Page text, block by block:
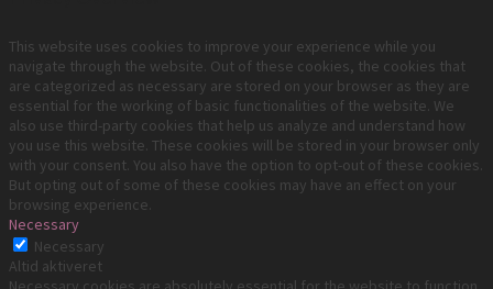
This website uses cookies to improve your experience while you
navigate through the website. Out of these cookies, the cookies that
are categorized as necessary are stored on your browser as they are
essential for the working of basic functionalities of the website. We
also use third-party cookies that help us analyze and understand how
you use this website. These cookies will be stored in your browser only
with your consent. You also have the option to opt-out of these cookies.
But opting out of some of these cookies may have an effect on your
browsing experience.
Necessary
Necessary
Altid aktiveret